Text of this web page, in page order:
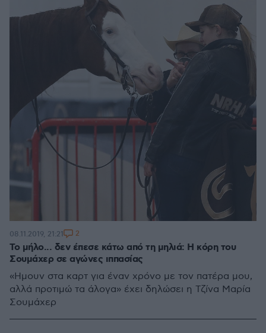
Το μήλο... δεν έπεσε κάτω από τη μηλιά: Η κόρη του
Σουμάχερ σε αγώνες ιππασίας
«Ημουν στα καρτ για έναν χρόνο με τον πατέρα μου,
αλλά προτιμώ τα άλογα» έχει δηλώσει η Τζίνα Μαρία
Σουμάχερ
08.11.2019, 21:21 2